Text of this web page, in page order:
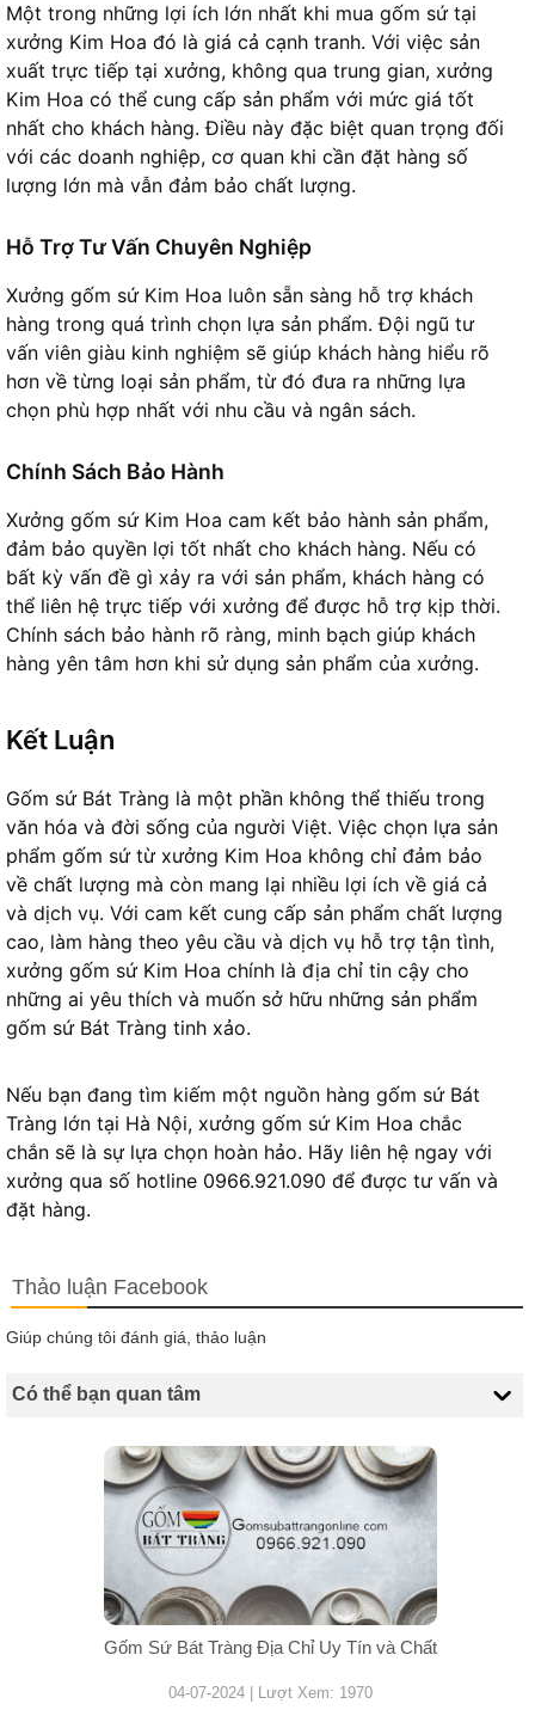
Một trong những lợi ích lớn nhất khi mua gốm sứ tại
xưởng Kim Hoa đó là giá cả cạnh tranh. Với việc sản
xuất trực tiếp tại xưởng, không qua trung gian, xưởng
Kim Hoa có thể cung cấp sản phẩm với mức giá tốt
nhất cho khách hàng. Điều này đặc biệt quan trọng đối
với các doanh nghiệp, cơ quan khi cần đặt hàng số
lượng lớn mà vẫn đảm bảo chất lượng.
Hỗ Trợ Tư Vấn Chuyên Nghiệp
Xưởng gốm sứ Kim Hoa luôn sẵn sàng hỗ trợ khách
hàng trong quá trình chọn lựa sản phẩm. Đội ngũ tư
vấn viên giàu kinh nghiệm sẽ giúp khách hàng hiểu rõ
hơn về từng loại sản phẩm, từ đó đưa ra những lựa
chọn phù hợp nhất với nhu cầu và ngân sách.
Chính Sách Bảo Hành
Xưởng gốm sứ Kim Hoa cam kết bảo hành sản phẩm,
đảm bảo quyền lợi tốt nhất cho khách hàng. Nếu có
bất kỳ vấn đề gì xảy ra với sản phẩm, khách hàng có
thể liên hệ trực tiếp với xưởng để được hỗ trợ kịp thời.
Chính sách bảo hành rõ ràng, minh bạch giúp khách
hàng yên tâm hơn khi sử dụng sản phẩm của xưởng.
Kết Luận
Gốm sứ Bát Tràng là một phần không thể thiếu trong
văn hóa và đời sống của người Việt. Việc chọn lựa sản
phẩm gốm sứ từ xưởng Kim Hoa không chỉ đảm bảo
về chất lượng mà còn mang lại nhiều lợi ích về giá cả
và dịch vụ. Với cam kết cung cấp sản phẩm chất lượng
cao, làm hàng theo yêu cầu và dịch vụ hỗ trợ tận tình,
xưởng gốm sứ Kim Hoa chính là địa chỉ tin cậy cho
những ai yêu thích và muốn sở hữu những sản phẩm
gốm sứ Bát Tràng tinh xảo.
Nếu bạn đang tìm kiếm một nguồn hàng gốm sứ Bát
Tràng lớn tại Hà Nội, xưởng gốm sứ Kim Hoa chắc
chắn sẽ là sự lựa chọn hoàn hảo. Hãy liên hệ ngay với
xưởng qua số hotline 0966.921.090 để được tư vấn và
đặt hàng.
Thảo luận Facebook
Giúp chúng tôi đánh giá, thảo luận
Có thể bạn quan tâm
Gốm Sứ Bát Tràng Địa Chỉ Uy Tín và Chất
04-07-2024 | Lượt Xem: 1970